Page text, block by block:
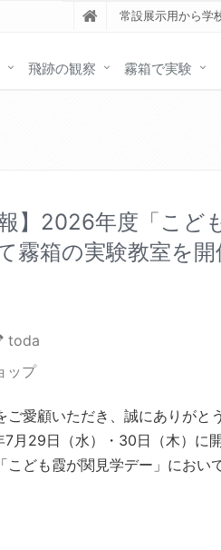
常設展示用から学
飛跡の観察 霧箱で実験
】2026年度「こど
霧箱の実験教室を開
toda
ップ
ご愛顧いただき、誠にありがと
月29日（水）・30日（木）に
こども霞が関見学デー」におい